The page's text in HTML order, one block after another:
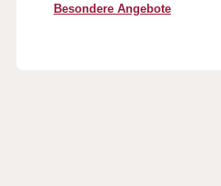
Besondere Angebote